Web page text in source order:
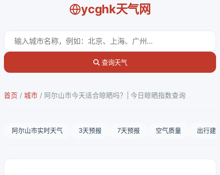
ycghk天气网
查询天气
首页 / 城市 / 阿尔山市今天适合晾晒吗？| 今日晾晒指数查询
阿尔山市实时天气 3天预报 7天预报 空气质量 出行建